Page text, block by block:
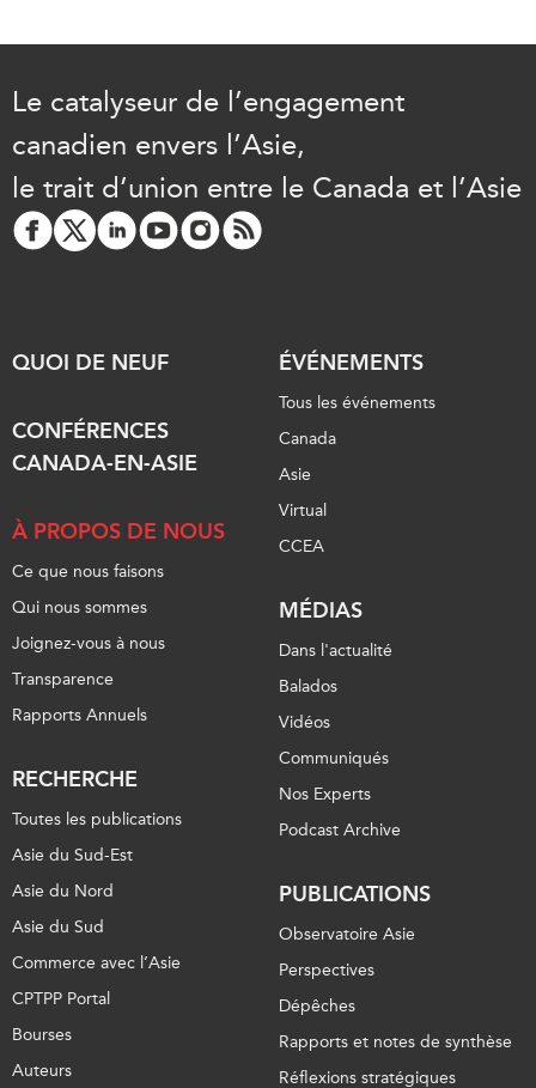
ABLAC
APEC
PECC
CSCAP
Partenaires institutionnels
Le catalyseur de l’engagement
canadien envers l’Asie,
le trait d’union entre le Canada et l’Asie
QUOI DE NEUF
CONFÉRENCES
CANADA-EN-ASIE
À PROPOS DE NOUS
Ce que nous faisons
Qui nous sommes
Joignez-vous à nous
Transparence
Rapports Annuels
RECHERCHE
Toutes les publications
Asie du Sud-Est
Asie du Nord
Asie du Sud
Commerce avec l’Asie
CPTPP Portal
Bourses
Auteurs
ÉVÉNEMENTS
Tous les événements
Canada
Asie
Virtual
CCEA
MÉDIAS
Dans l'actualité
Balados
Vidéos
Communiqués
Nos Experts
Podcast Archive
PUBLICATIONS
Observatoire Asie
Perspectives
Dépêches
Rapports et notes de synthèse
Réflexions stratégiques